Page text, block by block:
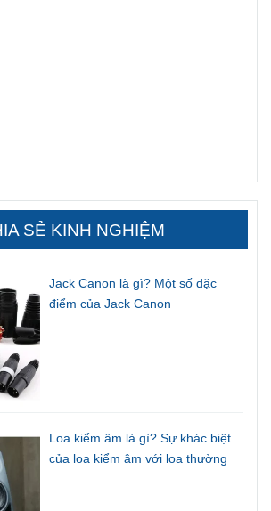
SẺ KINH NGHIỆM
Jack Canon là gì? Một số đặc
điểm của Jack Canon
Loa kiểm âm là gì? Sự khác biệt
của loa kiểm âm với loa thường